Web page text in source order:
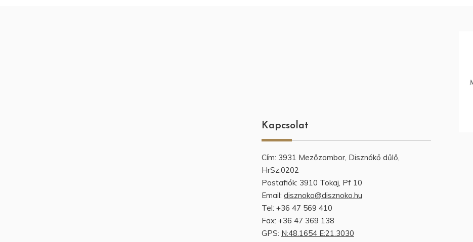
Kapcsolat
Cím: 3931 Mezőzombor, Disznókő dűlő,
HrSz.0202
Postafiók: 3910 Tokaj, Pf 10
Email: disznoko@disznoko.hu
Tel: +36 47 569 410
Fax: +36 47 369 138
GPS: N:48.1654 E:21.3030